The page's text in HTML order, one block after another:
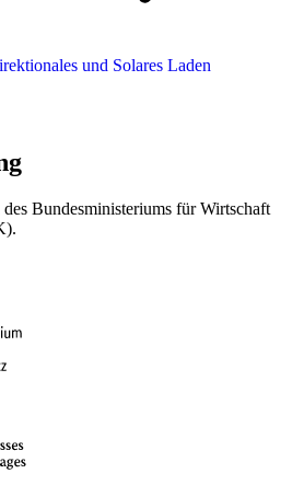
und Solares Laden
Bundesministeriums für Wirtschaft